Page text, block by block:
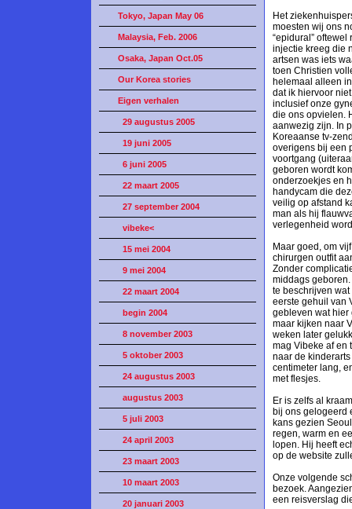
Tokyo, Japan May 06
Malaysia, Feb. 2006
Osaka, Japan Oct.05
Our Korea stories
Eigen verhalen
29 augustus 2005
19 juni 2005
6 juni 2005
22 maart 2005
27 september 2004
vibeke<
15 mei 2004
9 mei 2004
22 maart 2004
begin 2004
8 november 2003
5 oktober 2003
24 augustus 2003
augustus 2003
5 juli 2003
24 april 2003
23 maart 2003
10 maart 2003
20 januari 2003
Het
moesten wij ons
“epidural”
injectie kreeg die
artsen was iets
toen Christien
helemaal alleen
dat ik hiervoor
inclusief onze
die ons opvielen.
aanwezig zijn. In
Koreaanse tv-
overigens bij een
voortgang
geboren wordt
onderzoekjes en
handycam die
veilig op afstand
man als hij
verlegenheid
Maar goed, om
chirurgen outfit
Zonder
middags
te beschrijven
eerste gehuil van
gebleven wat hier
maar kijken naar
weken later
mag Vibeke af en
naar de
centimeter lang,
met flesjes.
Er is zelfs al
bij ons gelogeerd
kans gezien
regen, warm en
lopen. Hij heeft
op de website
Onze volgende
bezoek.
een reisverslag